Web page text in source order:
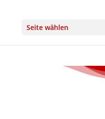
Seite wählen